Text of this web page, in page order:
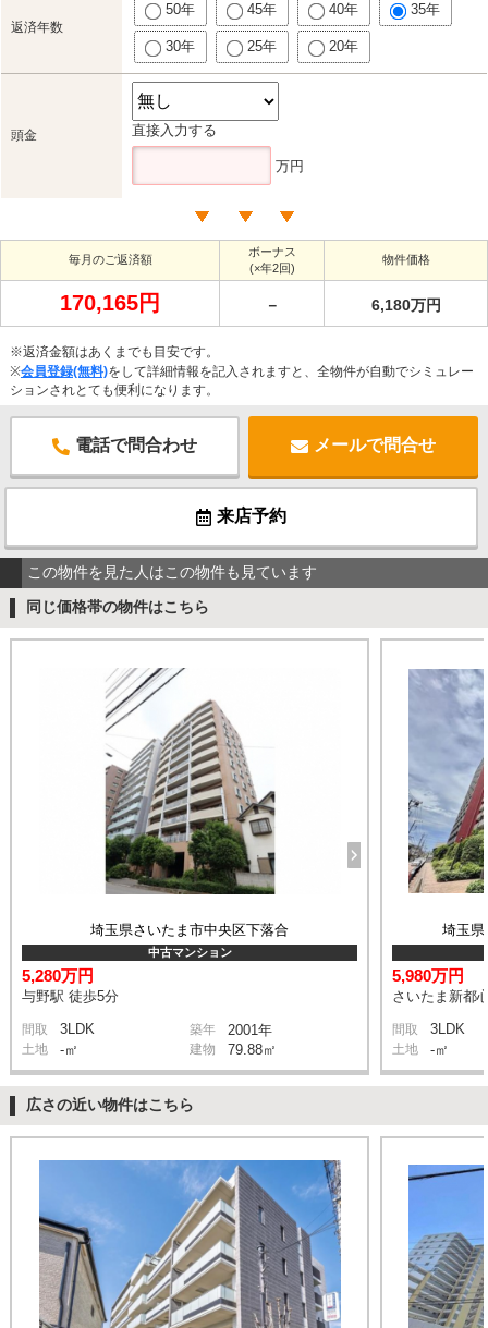
返済年数
50年 45年 40年 35年
30年 25年 20年
頭金 直接入力する
万円
毎月のご返済額
ボーナス
(×年2回)
物件価格
170,165円 － 6,180万円
※返済金額はあくまでも目安です。
※会員登録(無料)をして詳細情報を記入されますと、全物件が自動でシミュレー
ションされとても便利になります。
電話で問合わせ メールで問合せ
来店予約
この物件を見た人はこの物件も見ています
同じ価格帯の物件はこちら
埼玉県さいたま市中央区下落合
中古マンション
5,280万円
与野駅 徒歩5分
間取 3LDK 築年 2001年
土地 -㎡ 建物 79.88㎡
埼玉県
5,980万円
さいたま新都
間取 3LDK
土地 -㎡
広さの近い物件はこちら